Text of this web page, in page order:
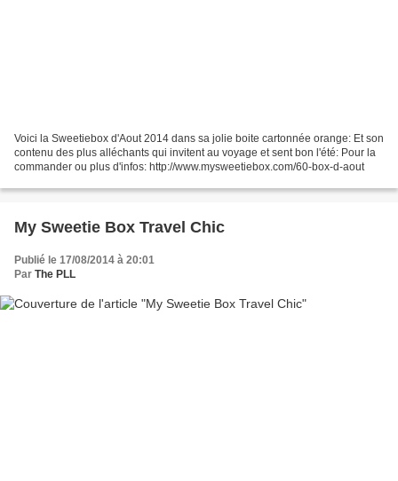
Voici la Sweetiebox d'Aout 2014 dans sa jolie boite cartonnée orange: Et son
contenu des plus alléchants qui invitent au voyage et sent bon l'été: Pour la
commander ou plus d'infos: http://www.mysweetiebox.com/60-box-d-aout
My Sweetie Box Travel Chic
Publié le 17/08/2014 à 20:01
Par The PLL